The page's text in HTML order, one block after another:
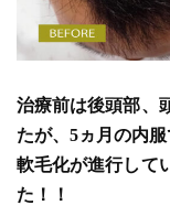
治療前は後頭部、
たが、5ヵ月の内
軟毛化が進行して
た！！